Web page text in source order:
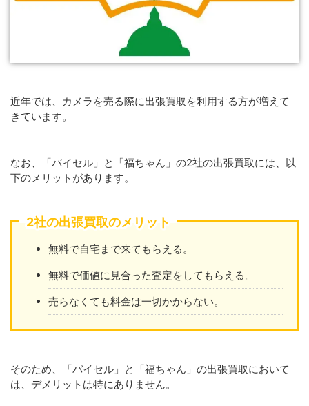
近年では、カメラを売る際に出張買取を利用する方が増えて
きています。
なお、「バイセル」と「福ちゃん」の2社の出張買取には、以
下のメリットがあります。
2社の出張買取のメリット
無料で自宅まで来てもらえる。
無料で価値に見合った査定をしてもらえる。
売らなくても料金は一切かからない。
そのため、「バイセル」と「福ちゃん」の出張買取において
は、デメリットは特にありません。